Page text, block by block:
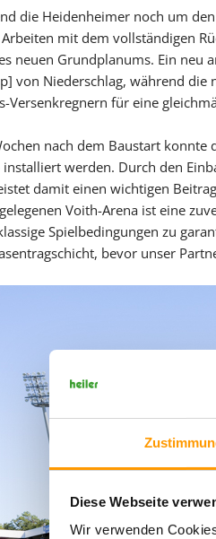
Diese Webseite
Wir verwenden
die Heidenheimer noch um
mit dem vollständigen
neuen Grundplanums. Ein
von Niederschlag, während die
Versenkregnern für eine
nach dem Baustart
installiert werden. Durch den
damit einen wichtigen
Voith-Arena ist eine
Spielbedingungen zu
bevor unser